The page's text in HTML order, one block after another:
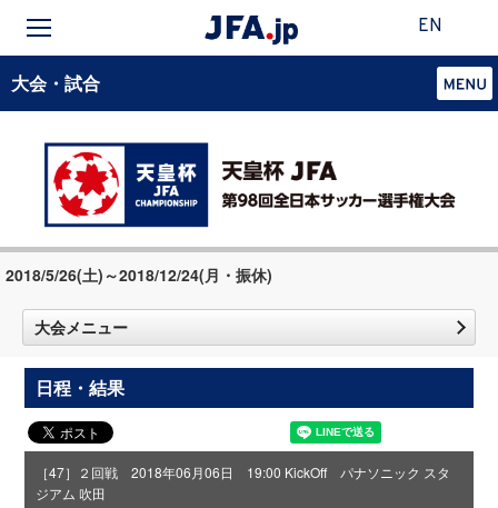
EN
大会・試合
2018/5/26(土)～2018/12/24(月・振休)
大会メニュー
日程・結果
［47］２回戦 2018年06月06日 19:00 KickOff パナソニック スタ
ジアム 吹田